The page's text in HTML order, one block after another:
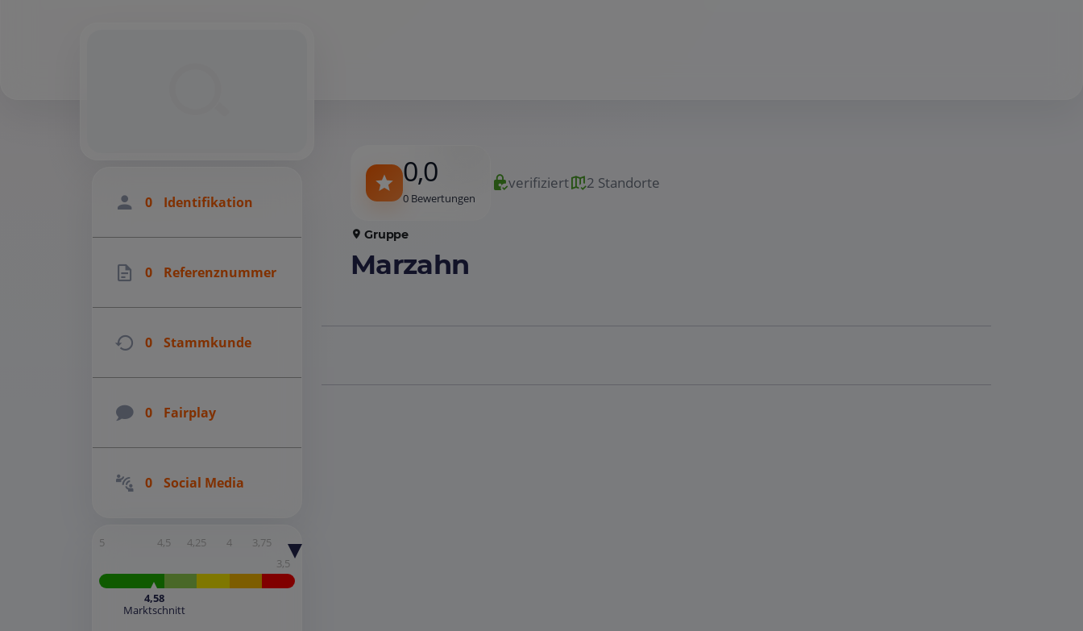
0,0
0 Bewertungen
verifiziert 2 Standorte
Gruppe
Marzahn
0 Identifikation
0 Referenznummer
0 Stammkunde
0 Fairplay
0 Social Media
5 4,5 4,25 4
3,75
3,5
4,58
Marktschnitt